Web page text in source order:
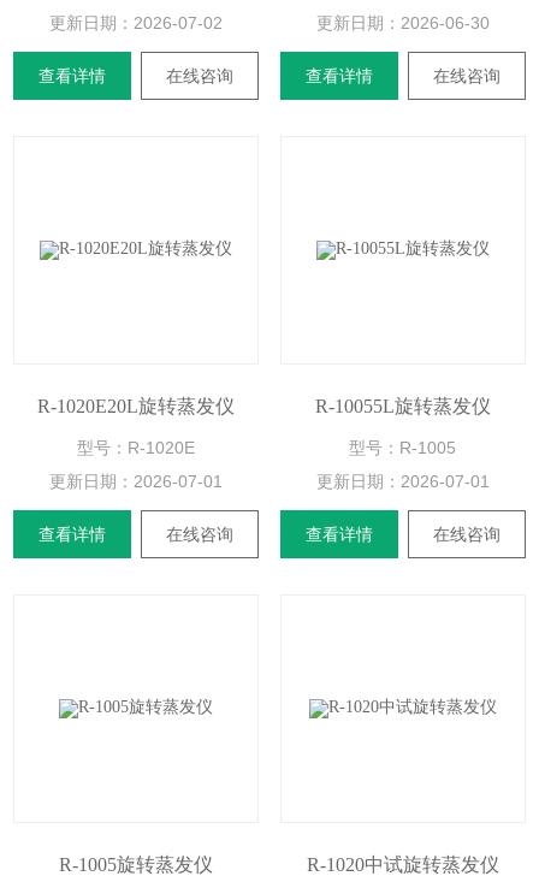
更新日期： 2026-07-02
查看详情 在线咨询
更新日期： 2026-06-30
查看详情 在线咨询
R-1020E20L旋转蒸发仪
型号：R-1020E
更新日期： 2026-07-01
查看详情 在线咨询
R-10055L旋转蒸发仪
型号：R-1005
更新日期： 2026-07-01
查看详情 在线咨询
R-1005旋转蒸发仪 R-1020中试旋转蒸发仪